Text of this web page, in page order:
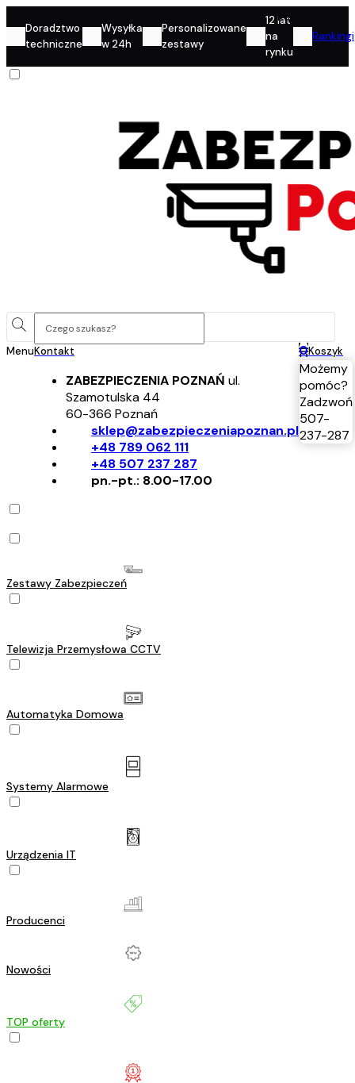
Doradztwo
techniczne
Wysyłka
w 24h
Personalizowane
zestawy
12 lat
na
rynku
Rankingi
MenuKontakt
ZABEZPIECZENIA POZNAŃ ul.
Szamotulska 44
60-366 Poznań
sklep@zabezpieczeniapoznan.pl
+48 789 062 111
+48 507 237 287
pn.-pt.: 8.00-17.00
Konto
0Koszyk
Możemy
pomóc?
Zadzwoń
507-
237-287
Zestawy Zabezpieczeń
Telewizja Przemysłowa CCTV
Automatyka Domowa
Systemy Alarmowe
Urządzenia IT
Producenci
Nowości
TOP oferty